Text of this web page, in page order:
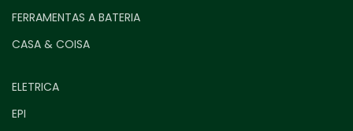
FERRAMENTAS A BATERIA
CASA & COISA
ELETRICA
EPI